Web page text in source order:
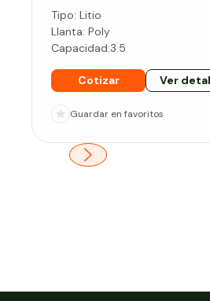
Tipo: Litio
Llanta: Poly
Capacidad:3.5
Cotizar Ver
Guardar en favoritos